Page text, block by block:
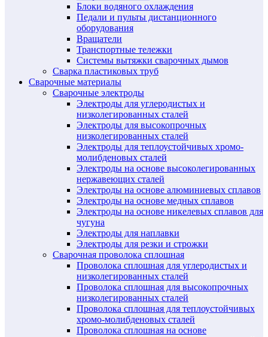
Блоки водяного охлаждения
Педали и пульты дистанционного
оборудования
Вращатели
Транспортные тележки
Системы вытяжки сварочных дымов
Сварка пластиковых труб
Сварочные материалы
Сварочные электроды
Электроды для углеродистых и
низколегированных сталей
Электроды для высокопрочных
низколегированных сталей
Электроды для теплоустойчивых хромо-
молибденовых сталей
Электроды на основе высоколегированных
нержавеющих сталей
Электроды на основе алюминиевых сплавов
Электроды на основе медных сплавов
Электроды на основе никелевых сплавов для
чугуна
Электроды для наплавки
Электроды для резки и строжки
Сварочная проволока сплошная
Проволока сплошная для углеродистых и
низколегированных сталей
Проволока сплошная для высокопрочных
низколегированных сталей
Проволока сплошная для теплоустойчивых
хромо-молибденовых сталей
Проволока сплошная на основе